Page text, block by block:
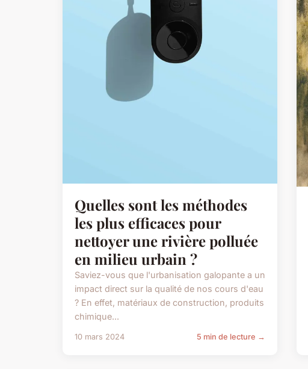
Quelles sont les méthodes
les plus efficaces pour
nettoyer une rivière polluée
en milieu urbain ?
Saviez-vous que l'urbanisation galopante a un
impact direct sur la qualité de nos cours d'eau
? En effet, matériaux de construction, produits
chimique...
10 mars 2024 5 min de lecture →